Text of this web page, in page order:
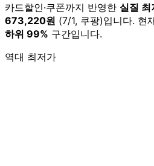
카드할인·쿠폰까지 반영한 실질 최
673,220원 (7/1, 쿠팡)입니다. 현
하위 99% 구간입니다.
역대 최저가